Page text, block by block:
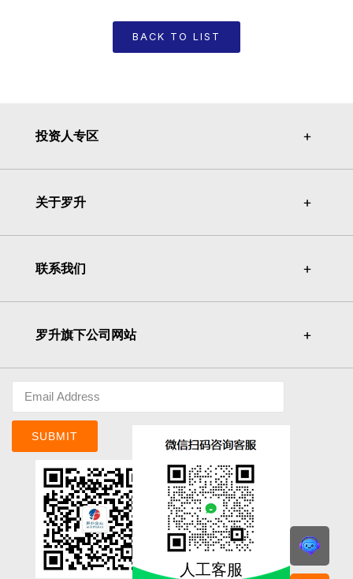
BACK TO LIST
投资人专区 ＋
＋
关于罗升 ＋
＋
联系我们 ＋
＋
罗升旗下公司网站 ＋
＋
SUBMIT
人工客服